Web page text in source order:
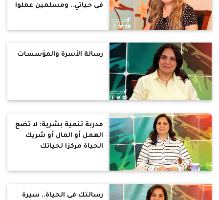
فى حياتي.. ومسلمين عملوا
رسالة الأسرة والمؤسسات
مدربة تنمية بشرية: لا تضع
العمل أو المال أو شريك
الحياة مركزا لحياتك
رسالتك فى الحياة.. سيرة